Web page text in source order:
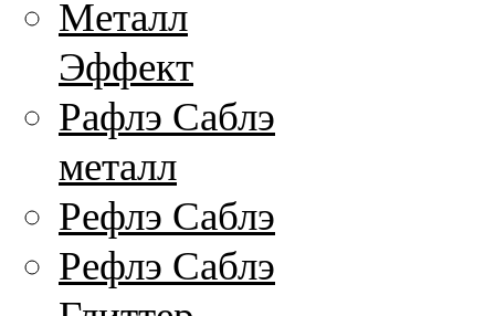
Металл
Эффект
Рафлэ Саблэ
металл
Рефлэ Саблэ
Рефлэ Саблэ